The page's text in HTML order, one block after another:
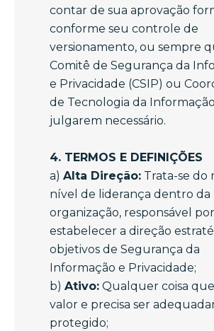
contar de sua aprovação
conforme seu controle de
versionamento, ou sempre
Comitê de Segurança da
e Privacidade (CSIP) ou
de Tecnologia da Informação
julgarem necessário.
4. TERMOS E DEFINIÇÕES
a) Alta Direção: Trata-se do
nível de liderança dentro da
organização, responsável por
estabelecer a direção
objetivos de Segurança da
Informação e Privacidade;
b) Ativo: Qualquer coisa
valor e precisa ser
protegido;